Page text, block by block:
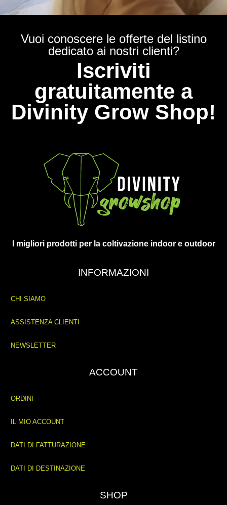
Vuoi conoscere le offerte del listino
dedicato ai nostri clienti?
Iscriviti
gratuitamente a
Divinity Grow Shop!
I migliori prodotti per la coltivazione indoor e outdoor
INFORMAZIONI
CHI SIAMO
ASSISTENZA CLIENTI
NEWSLETTER
ACCOUNT
ORDINI
IL MIO ACCOUNT
DATI DI FATTURAZIONE
DATI DI DESTINAZIONE
SHOP